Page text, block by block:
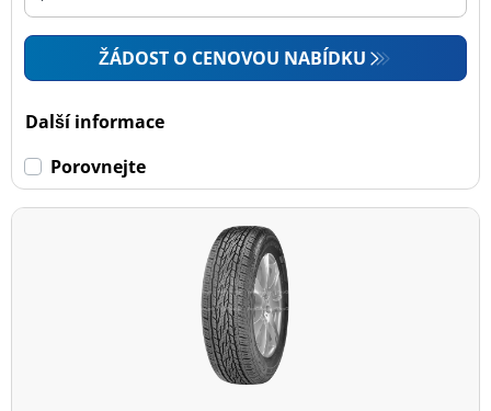
ŽÁDOST O CENOVOU NABÍDKU
Další informace
Porovnejte